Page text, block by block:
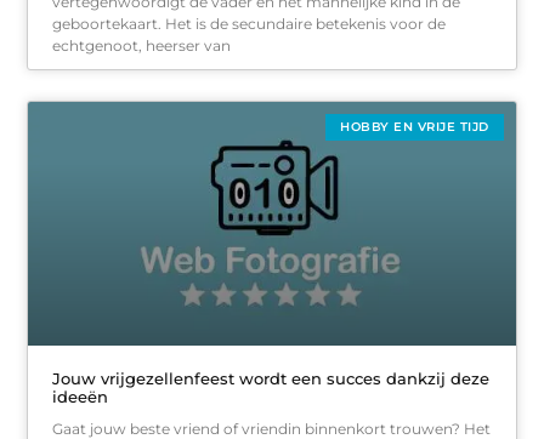
geboortekaart. Het is de secundaire betekenis voor de
echtgenoot, heerser van
HOBBY EN VRIJE TIJD
Jouw vrijgezellenfeest wordt een succes dankzij deze
ideeën
Gaat jouw beste vriend of vriendin binnenkort trouwen? Het